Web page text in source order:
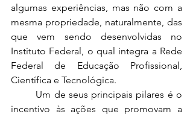
algumas experiências, mas não com a
mesma propriedade, naturalmente, das
que vem sendo desenvolvidas no
Instituto Federal, o qual integra a Rede
Federal de Educação Profissional,
Científica e Tecnológica.
incentivo às ações que promovam a